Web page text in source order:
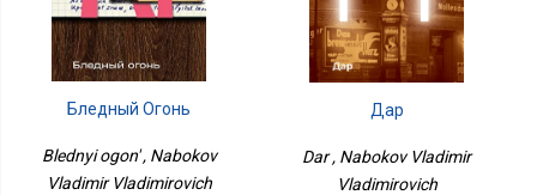
Бледный Огонь
Blednyi ogon' , Nabokov
Vladimir Vladimirovich
Дар
Dar , Nabokov Vladimir
Vladimirovich